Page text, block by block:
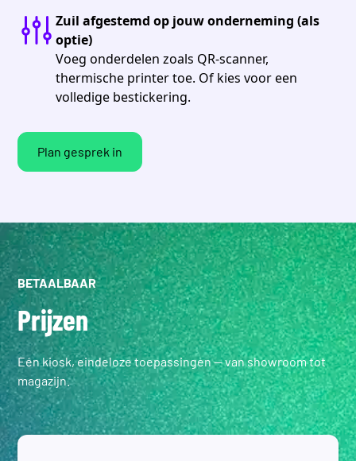
Zuil afgestemd op jouw onderneming (als
optie)
Voeg onderdelen zoals QR-scanner,
thermische printer toe. Of kies voor een
volledige bestickering.
Plan gesprek in
BETAALBAAR
Prijzen
Eén kiosk, eindeloze toepassingen — van showroom tot
magazijn.